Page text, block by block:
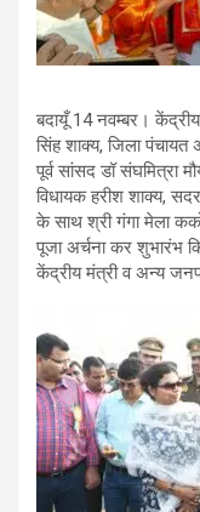
बदायूँ 14 नवम्बर। केंद्रीय
सिंह शाक्य, जिला पंचायत
पूर्व सांसद डॉ संघमित्रा
विधायक हरीश शाक्य,
के साथ श्री गंगा मेला
पूजा अर्चना कर शुभारंभ
केंद्रीय मंत्री व अन्य